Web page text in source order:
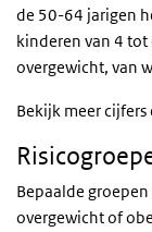
de 50-64 jarigen
kinderen van 4
overgewicht, van
Bekijk meer
Bepaalde
overgewicht of